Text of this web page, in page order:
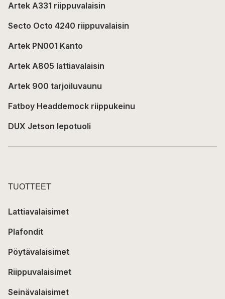
Artek A331 riippuvalaisin
Secto Octo 4240 riippuvalaisin
Artek PN001 Kanto
Artek A805 lattiavalaisin
Artek 900 tarjoiluvaunu
Fatboy Headdemock riippukeinu
DUX Jetson lepotuoli
TUOTTEET
Lattiavalaisimet
Plafondit
Pöytävalaisimet
Riippuvalaisimet
Seinävalaisimet